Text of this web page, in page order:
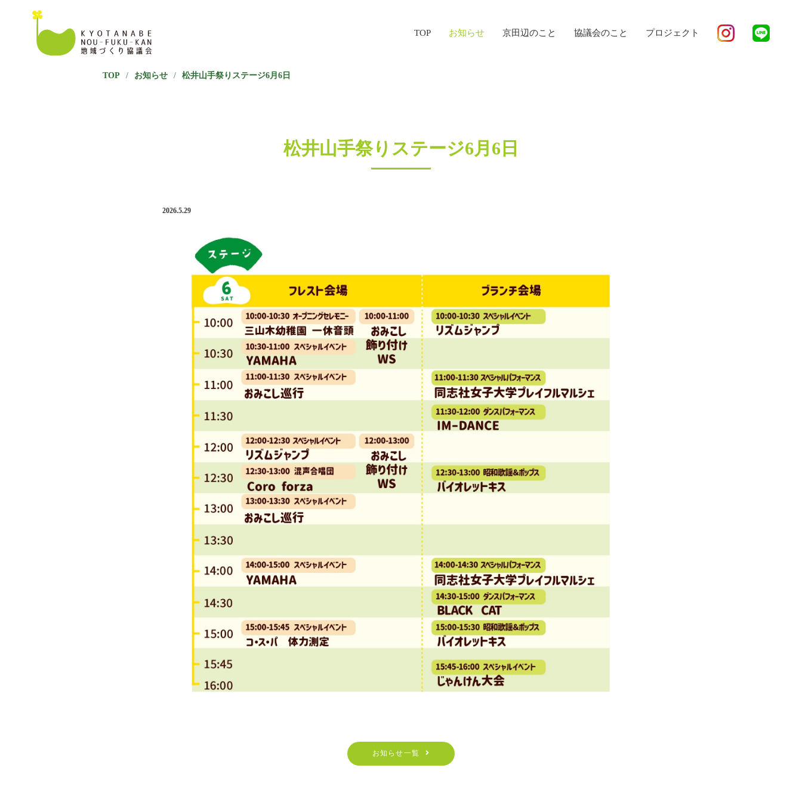
TOP お知らせ 京田辺のこと 協議会のこと プロジェクト
TOP / お知らせ / 松井山手祭りステージ6月6日
松井山手祭りステージ6月6日
2026.5.29
お知らせ一覧